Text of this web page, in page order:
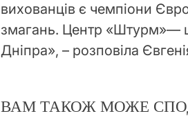
вихованців є чемпіони
змагань. Центр «Штурм»—
Дніпра», – розповіла
ВАМ ТАКОЖ МОЖЕ